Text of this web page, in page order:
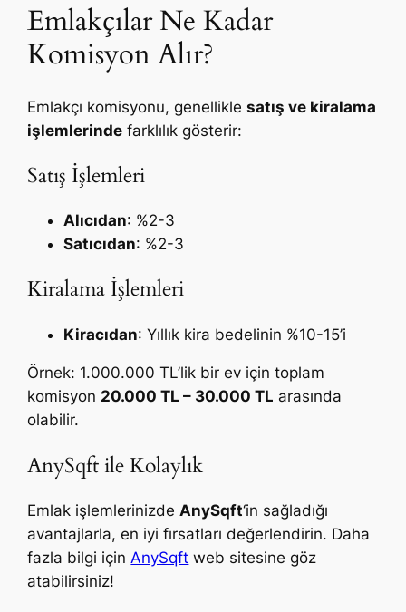
Emlakçılar Ne Kadar
Komisyon Alır?
Emlakçı komisyonu, genelliklesatış ve kiralama
işlemlerinde farklılık gösterir:
Satış İşlemleri
Alıcıdan: %2-3
Satıcıdan: %2-3
Kiralama İşlemleri
Kiracıdan: Yıllık kira bedelinin %10-15’i
Örnek: 1.000.000 TL’lik bir ev için toplam
komisyon 20.000 TL – 30.000 TL arasında
olabilir.
AnySqft ile Kolaylık
Emlak işlemlerinizde AnySqft‘in sağladığı
avantajlarla, en iyi fırsatları değerlendirin. Daha
fazla bilgi için AnySqft web sitesine göz
atabilirsiniz!